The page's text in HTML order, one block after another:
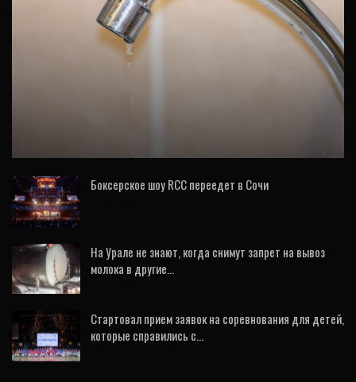
Боксерское шоу RCC переедет в Сочи
На Урале не знают, когда снимут запрет на вывоз
молока в другие…
Стартовал прием заявок на соревнования для детей,
которые справились с…